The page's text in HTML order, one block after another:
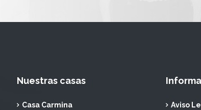
Nuestras casas
Casa Carmina Aviso